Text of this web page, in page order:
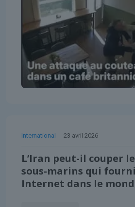
International 23 avril 2026
L’Iran peut-il couper
sous-marins qui
Internet dans le